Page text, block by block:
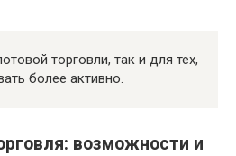
торговли, так и для тех,
более активно.
возможности и